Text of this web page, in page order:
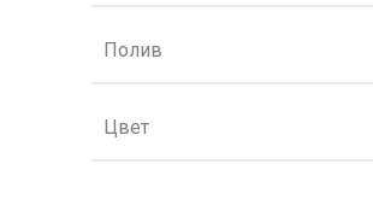
Полив
Цвет